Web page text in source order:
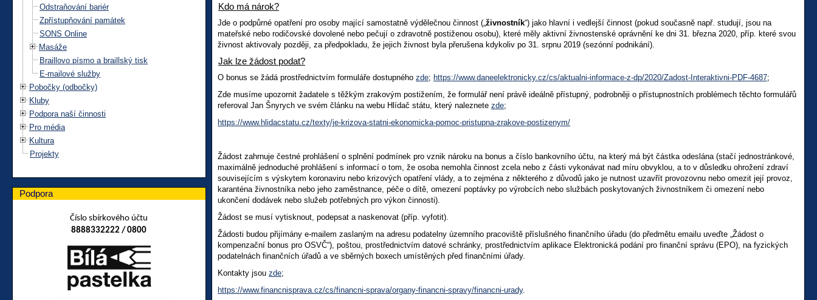
Odstraňování bariér
Zpřístupňování památek
SONS Online
Masáže
Braillovo písmo a braillský tisk
E-mailové služby
Pobočky (odbočky)
Kluby
Podpora naší činnosti
Pro média
Kultura
Projekty
Kdo má nárok?
Jde o podpůrné opatření pro osoby mající samostatně výdělečnou činnost („ živnostník“) jako hlavní i vedlejší činnost (pokud současně např. studují, jsou na
mateřské nebo rodičovské dovolené nebo pečují o zdravotně postiženou osobu), které měly aktivní živnostenské oprávnění ke dni 31. března 2020, příp. které svou
živnost aktivovaly později, za předpokladu, že jejich živnost byla přerušena kdykoliv po 31. srpnu 2019 (sezónní podnikání).
Jak lze žádost podat?
O bonus se žádá prostřednictvím formuláře dostupného zde; https://www.daneelektronicky.cz/cs/aktualni-informace-z-dp/2020/Zadost-Interaktivni-PDF-4687;
Zde musíme upozornit žadatele s těžkým zrakovým postižením, že formulář není právě ideálně přístupný, podrobněji o přístupnostních problémech těchto formulářů
referoval Jan Šnyrych ve svém článku na webu Hlídač státu, který naleznete zde;
https://www.hlidacstatu.cz/texty/je-krizova-statni-ekonomicka-pomoc-pristupna-zrakove-postizenym/
Žádost zahrnuje čestné prohlášení o splnění podmínek pro vznik nároku na bonus a číslo bankovního účtu, na který má být částka odeslána (stačí jednostránkové,
maximálně jednoduché prohlášení s informací o tom, že osoba nemohla činnost zcela nebo z části vykonávat nad míru obvyklou, a to v důsledku ohrožení zdraví
souvisejícím s výskytem koronaviru nebo krizových opatření vlády, a to zejména z některého z důvodů jako je nutnost uzavřít provozovnu nebo omezit její provoz,
karanténa živnostníka nebo jeho zaměstnance, péče o dítě, omezení poptávky po výrobcích nebo službách poskytovaných živnostníkem či omezení nebo
ukončení dodávek nebo služeb potřebných pro výkon činnosti).
Žádost se musí vytisknout, podepsat a naskenovat (příp. vyfotit).
Žádosti budou přijímány e-mailem zaslaným na adresu podatelny územního pracoviště příslušného finančního úřadu (do předmětu emailu uveďte „Žádost o
kompenzační bonus pro OSVČ“), poštou, prostřednictvím datové schránky, prostřednictvím aplikace Elektronická podání pro finanční správu (EPO), na fyzických
podatelnách finančních úřadů a ve sběrných boxech umístěných před finančními úřady.
Kontakty jsou zde;
https://www.financnisprava.cz/cs/financni-sprava/organy-financni-spravy/financni-urady.
Podpora
Číslo sbírkového účtu
8888332222 / 0800